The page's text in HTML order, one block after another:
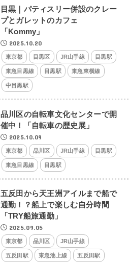
目黒｜パティスリー併設のクレー
プとガレットのカフェ
「Kommy」
2025.10.20
東京都 目黒区 JR山手線 目黒駅
東急目黒線 目黒駅 東急東横線
中目黒駅
品川区の自転車文化センターで開
催中！「自転車の歴史展」
2025.10.09
東京都 品川区 JR山手線 目黒駅
東急目黒線 目黒駅
五反田から天王洲アイルまで船で
通勤！？船上で楽しむ自分時間
「TRY船旅通勤」
2025.09.05
東京都 品川区 JR山手線
五反田駅 東急池上線 五反田駅